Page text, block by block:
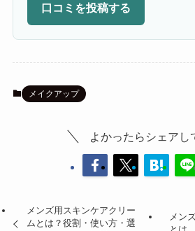
口コミを投稿する
メイクアップ
よかったらシェアし
メンズ用スキンケアクリー
ムとは？役割・使い方・選
メン